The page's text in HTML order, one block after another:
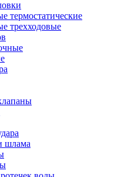
термостатические
трехходовые
шлама